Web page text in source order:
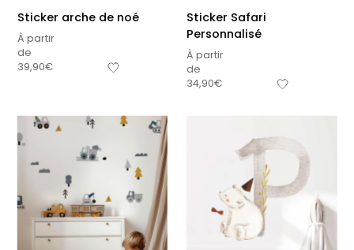
Sticker arche de noé
À partir
de
39,90€
Sticker Safari
Personnalisé
À partir
de
34,90€